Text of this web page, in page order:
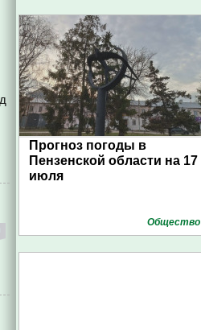
Прогноз погоды в
Пензенской области на 17
июля
Общество